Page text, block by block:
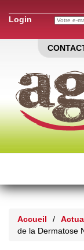
Login
Accueil /
de la Dermatose